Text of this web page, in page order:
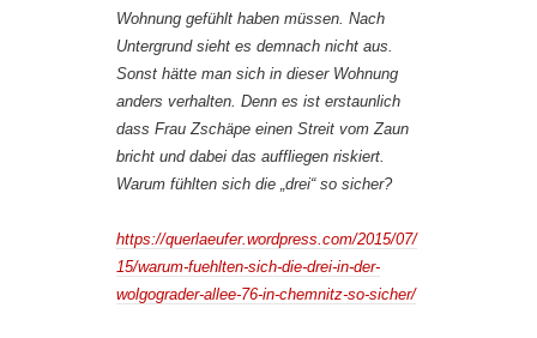
Wohnung gefühlt haben müssen. Nach
Untergrund sieht es demnach nicht aus.
Sonst hätte man sich in dieser Wohnung
anders verhalten. Denn es ist erstaunlich
dass Frau Zschäpe einen Streit vom Zaun
bricht und dabei das auffliegen riskiert.
Warum fühlten sich die „drei“ so sicher?
https://querlaeufer.wordpress.com/2015/07/
15/warum-fuehlten-sich-die-drei-in-der-
wolgograder-allee-76-in-chemnitz-so-sicher/